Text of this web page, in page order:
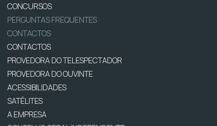
CONCURSOS
PERGUNTAS FREQUENTES
CONTACTOS
CONTACTOS
PROVEDORA DO TELESPECTADOR
PROVEDORA DO OUVINTE
ACESSIBILIDADES
SATÉLITES
A EMPRESA